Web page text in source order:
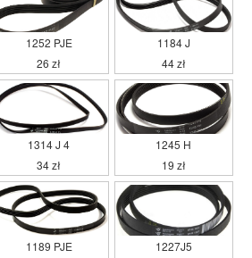
1252 PJE
26 zł
1184 J
44 zł
1314 J 4
34 zł
1245 H
19 zł
1189 PJE
1227J5